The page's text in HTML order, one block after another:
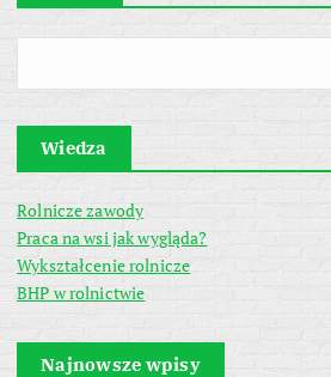
Wiedza
Rolnicze zawody
Praca na wsi jak wygląda?
Wykształcenie rolnicze
BHP w rolnictwie
Najnowsze wpisy